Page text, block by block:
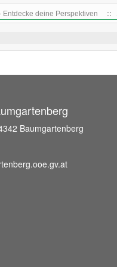
Entdecke deine Perspektiven ::
Baumgartenberg